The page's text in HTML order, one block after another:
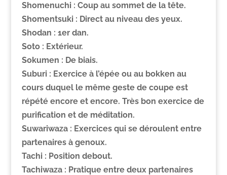
Shomenuchi : Coup au sommet de la tête.
Shomentsuki : Direct au niveau des yeux.
Shodan : 1er dan.
Soto : Extérieur.
Sokumen : De biais.
Suburi : Exercice à l’épée ou au bokken au
cours duquel le même geste de coupe est
répété encore et encore. Très bon exercice de
purification et de méditation.
Suwariwaza : Exercices qui se déroulent entre
partenaires à genoux.
Tachi : Position debout.
Tachiwaza : Pratique entre deux partenaires